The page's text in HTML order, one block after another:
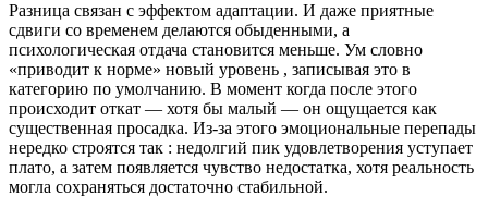
Разница связан с эффектом адаптации. И даже приятные
сдвиги со временем делаются обыденными, а
психологическая отдача становится меньше. Ум словно
«приводит к норме» новый уровень , записывая это в
категорию по умолчанию. В момент когда после этого
происходит откат — хотя бы малый — он ощущается как
существенная просадка. Из-за этого эмоциональные перепады
нередко строятся так : недолгий пик удовлетворения уступает
плато, а затем появляется чувство недостатка, хотя реальность
могла сохраняться достаточно стабильной.